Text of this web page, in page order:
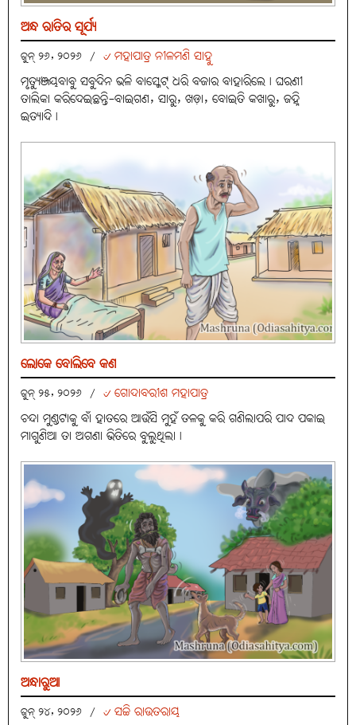
ଅନ୍ଧ ରାତିର ସୂର୍ଯ୍ୟ
ଜୁନ୍ ୨୬, ୨୦୨୬ / ୰ ମହାପାତ୍ର ନୀଳମଣି ସାହୁ
ମୃତ୍ୟୁଞ୍ଜୟବାବୁ ସବୁଦିନ ଭଳି ବାସ୍କେଟ୍ ଧରି ବଜାର ବାହାରିଲେ। ଘରଣୀ
ତାଲିକା କରିଦେଇଛନ୍ତି-ବାଇଗଣ, ସାରୁ, ଖଡ଼ା, ବୋଇତି କଖାରୁ, ଜହ୍ନି
ଇତ୍ୟାଦି।
ଲୋକେ ବୋଲିବେ କଣ
ଜୁନ୍ ୨୫, ୨୦୨୬ / ୰ ଗୋଦାବରୀଶ ମହାପାତ୍ର
ଚନ୍ଦା ମୁଣ୍ଡଟାକୁ ବାଁ ହାତରେ ଆଉଁସି ମୁହଁ ତଳକୁ କରି ଗଣିଲାପରି ପାଦ ପକାଇ
ମାଗୁଣିଆ ତା ଅଗଣା ଭିତିରେ ବୁଲୁଥିଲା।
ଅନ୍ଧାରୁଆ
ଜୁନ୍ ୨୪, ୨୦୨୬ / ୰ ସଚ୍ଚି ରାଉତରାୟ